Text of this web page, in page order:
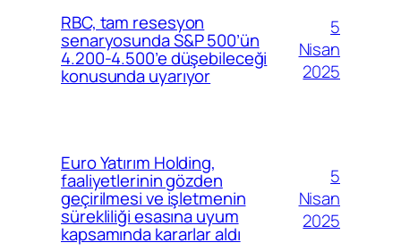
RBC, tam resesyon
senaryosunda S&P 500’ün
4.200-4.500’e düşebileceği
konusunda uyarıyor
5
Nisan
2025
Euro Yatırım Holding,
faaliyetlerinin gözden
geçirilmesi ve işletmenin
sürekliliği esasına uyum
kapsamında kararlar aldı
5
Nisan
2025